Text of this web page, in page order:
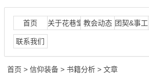
首页 关于花巷堂 教会动态 团契&事工
联系我们
首页 >信仰装备 >书籍分析 > 文章